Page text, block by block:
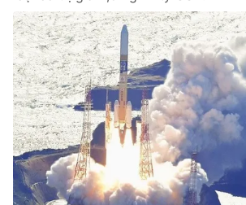
Nhân vật
Khán giả
Giải sao mai
Âm nhạc
Sao
Du lịch
Làm đẹp
Chất lượng cuộc sống
Giáo dục
Tuyển sinh
Học trực tuyến
Công nghệ
Hitech Công nghệ tương lai
Sản phẩm
Thị trường
Giao lưu trực tuyến
Lịch phát sóng